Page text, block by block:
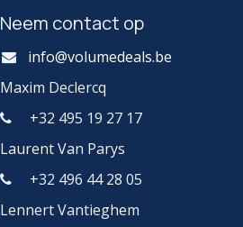
Neem contact op
info@volumedeals.be
Maxim Declercq
+32 495 19 27 17
Laurent Van Parys
+32 496 44 28 05
Lennert Vantieghem